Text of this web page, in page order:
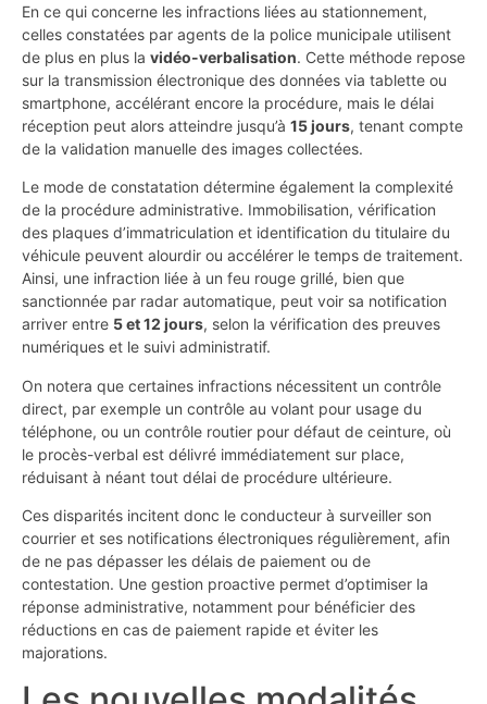
En ce qui concerne les infractions liées au stationnement,
celles constatées par agents de la police municipale utilisent
de plus en plus la vidéo-verbalisation. Cette méthode repose
sur la transmission électronique des données via tablette ou
smartphone, accélérant encore la procédure, mais le délai
réception peut alors atteindre jusqu’à 15 jours, tenant compte
de la validation manuelle des images collectées.
Le mode de constatation détermine également la complexité
de la procédure administrative. Immobilisation, vérification
des plaques d’immatriculation et identification du titulaire du
véhicule peuvent alourdir ou accélérer le temps de traitement.
Ainsi, une infraction liée à un feu rouge grillé, bien que
sanctionnée par radar automatique, peut voir sa notification
arriver entre 5 et 12 jours, selon la vérification des preuves
numériques et le suivi administratif.
On notera que certaines infractions nécessitent un contrôle
direct, par exemple un contrôle au volant pour usage du
téléphone, ou un contrôle routier pour défaut de ceinture, où
le procès-verbal est délivré immédiatement sur place,
réduisant à néant tout délai de procédure ultérieure.
Ces disparités incitent donc le conducteur à surveiller son
courrier et ses notifications électroniques régulièrement, afin
de ne pas dépasser les délais de paiement ou de
contestation. Une gestion proactive permet d’optimiser la
réponse administrative, notamment pour bénéficier des
réductions en cas de paiement rapide et éviter les
majorations.